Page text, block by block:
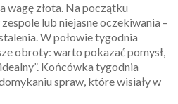
wagę złota. Na początku
lub niejasne oczekiwania –
W połowie tygodnia
obroty: warto pokazać pomysł,
Końcówka tygodnia
spraw, które wisiały w